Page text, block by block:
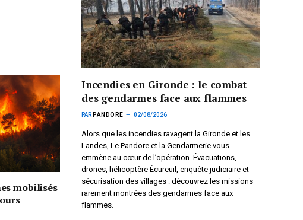
mobilisés
Incendies en Gironde : le combat
des gendarmes face aux flammes
PAR PANDORE 02/08/2026
Alors que les incendies ravagent la Gironde et les
Landes, Le Pandore et la Gendarmerie vous
emmène au cœur de l’opération. Évacuations,
drones, hélicoptère Écureuil, enquête judiciaire et
sécurisation des villages : découvrez les missions
rarement montrées des gendarmes face aux
flammes.